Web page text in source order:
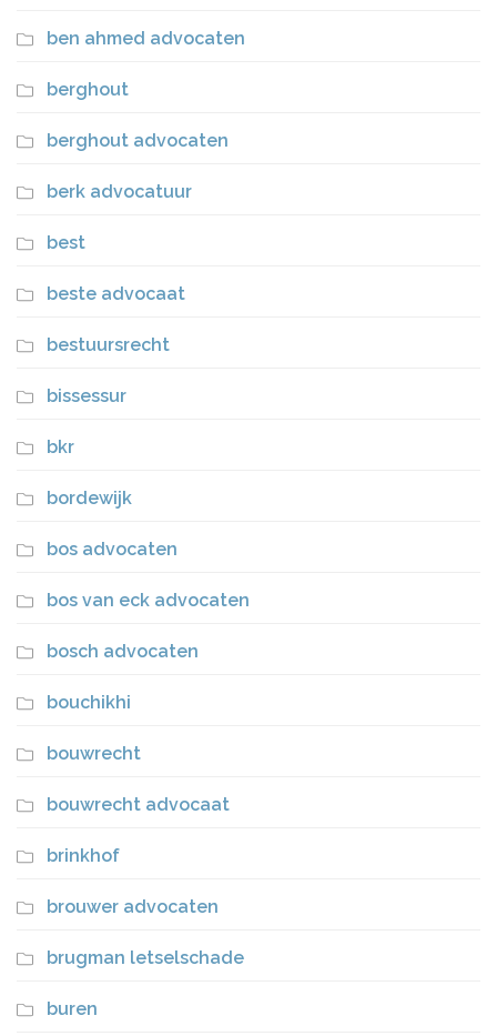
ben ahmed advocaten
berghout
berghout advocaten
berk advocatuur
best
beste advocaat
bestuursrecht
bissessur
bkr
bordewijk
bos advocaten
bos van eck advocaten
bosch advocaten
bouchikhi
bouwrecht
bouwrecht advocaat
brinkhof
brouwer advocaten
brugman letselschade
buren